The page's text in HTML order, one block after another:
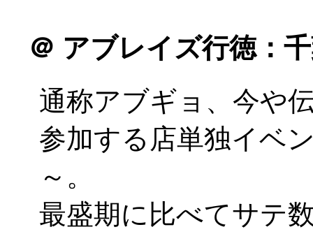
＠ アブレイズ行徳：
通称アブギョ、今や
参加する店単独イベ
～。
最盛期に比べてサテ